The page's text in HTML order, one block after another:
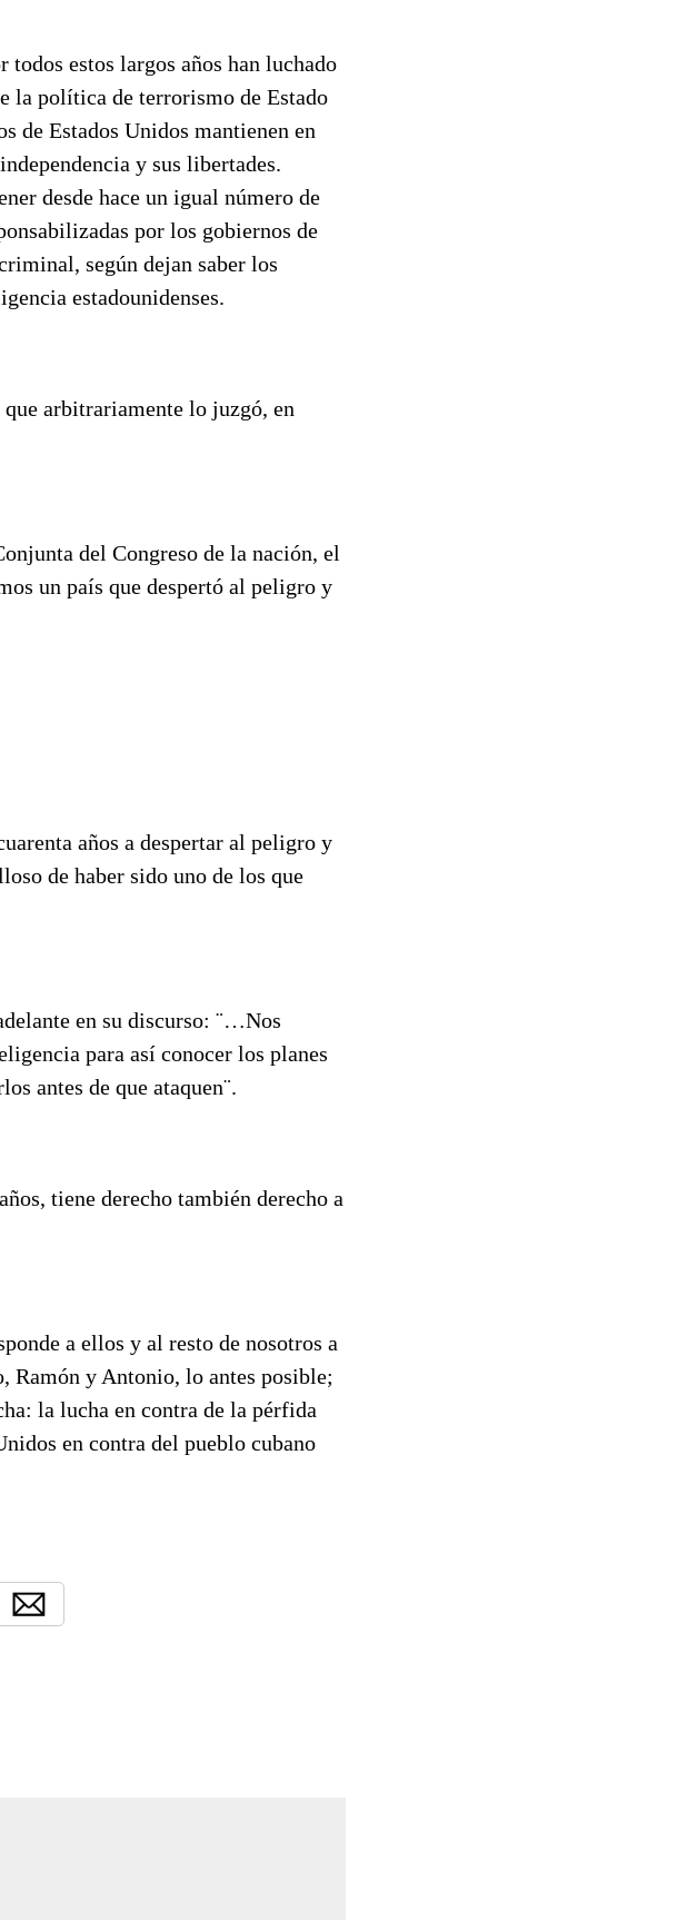
todos estos largos años han luchado
la política de terrorismo de Estado
de Estados Unidos mantienen en
y sus libertades.
desde hace un igual número de
por los gobiernos de
según dejan saber los
estadounidenses.
arbitrariamente lo juzgó, en
del Congreso de la nación, el
un país que despertó al peligro y
años a despertar al peligro y
de haber sido uno de los que
en su discurso: ¨…Nos
para así conocer los planes
antes de que ataquen¨.
tiene derecho también derecho a
a ellos y al resto de nosotros a
Ramón y Antonio, lo antes posible;
la lucha en contra de la pérfida
en contra del pueblo cubano